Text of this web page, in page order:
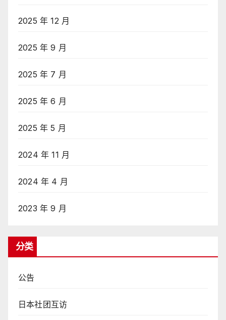
2025 年 12 月
2025 年 9 月
2025 年 7 月
2025 年 6 月
2025 年 5 月
2024 年 11 月
2024 年 4 月
2023 年 9 月
分类
公告
日本社团互访